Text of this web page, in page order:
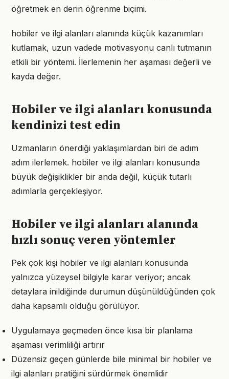
öğretmek en derin öğrenme biçimi.
hobiler ve ilgi alanları alanında küçük kazanımları
kutlamak, uzun vadede motivasyonu canlı tutmanın
etkili bir yöntemi. İlerlemenin her aşaması değerli ve
kayda değer.
Hobiler ve ilgi alanları konusunda
kendinizi test edin
Uzmanların önerdiği yaklaşımlardan biri de adım
adım ilerlemek. hobiler ve ilgi alanları konusunda
büyük değişiklikler bir anda değil, küçük tutarlı
adımlarla gerçekleşiyor.
Hobiler ve ilgi alanları alanında
hızlı sonuç veren yöntemler
Pek çok kişi hobiler ve ilgi alanları konusunda
yalnızca yüzeysel bilgiyle karar veriyor; ancak
detaylara inildiğinde durumun düşünüldüğünden çok
daha kapsamlı olduğu görülüyor.
Uygulamaya geçmeden önce kısa bir planlama
aşaması verimliliği artırır
Düzensiz geçen günlerde bile minimal bir hobiler ve
ilgi alanları pratiğini sürdürmek önemlidir